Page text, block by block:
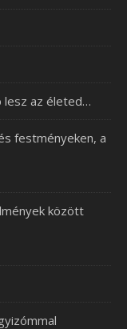
lesz az életed…
festményeken, a
között